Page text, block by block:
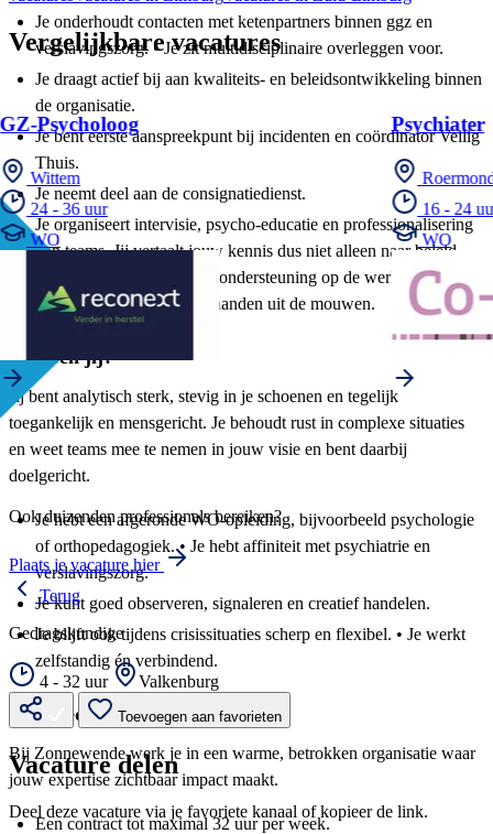
Je onderhoudt contacten met ketenpartners binnen ggz en
verslavingszorg. • Je zit multidisciplinaire overleggen voor.
Je draagt actief bij aan kwaliteits- en beleidsontwikkeling binnen
de organisatie.
Je bent eerste aanspreekpunt bij incidenten en coördinator Veilig
Thuis.
Je neemt deel aan de consignatiedienst.
Je organiseert intervisie, psycho-educatie en professionalisering
van teams. Jij vertaalt jouw kennis dus niet alleen naar beleid,
maar vooral naar concrete ondersteuning op de werkvloer. Je
steekt daarbij zelf ook de handen uit de mouwen.
Wie ben jij?
Jij bent analytisch sterk, stevig in je schoenen en tegelijk
toegankelijk en mensgericht. Je behoudt rust in complexe situaties
en weet teams mee te nemen in jouw visie en bent daarbij
doelgericht.
Je hebt een afgeronde WO-opleiding, bijvoorbeeld psychologie
of orthopedagogiek. • Je hebt affiniteit met psychiatrie en
verslavingszorg.
Je kunt goed observeren, signaleren en creatief handelen.
Je blijft ook tijdens crisissituaties scherp en flexibel. • Je werkt
zelfstandig én verbindend.
Wat bieden wij jou?
Bij Zonnewende werk je in een warme, betrokken organisatie waar
jouw expertise zichtbaar impact maakt.
Een contract tot maximal 32 uur per week.
Vergelijkbare vacatures
GZ-Psycholoog
Wittem
24 - 36 uur
WO
Psychiater
16 - 24
WO
Ook duizenden professionals bereiken?
Plaats je vacature hier
Terug
Gedragskundige
4 - 32 uur Valkenburg
Toevoegen aan favorieten
Vacature delen
Deel deze vacature via je favoriete kanaal of kopieer de link.